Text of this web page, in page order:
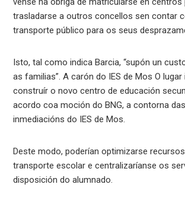
trasladarse a outros concellos sen contar
transporte público para os seus
Isto, tal como indica Barcia, “supón un
as familias”. A carón do IES de Mos O
construír o novo centro de educación
acordo coa moción do BNG, a contorna
inmediacións do IES de Mos.
Deste modo, poderían optimizarse
transporte escolar e centralizaríanse os
disposición do alumnado.